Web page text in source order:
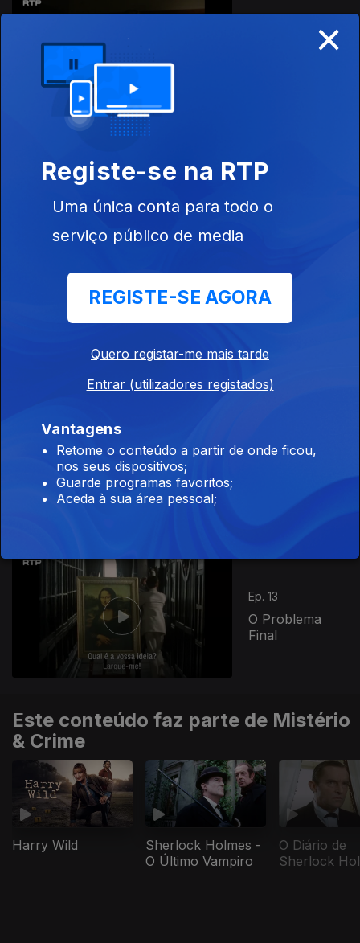
Ep. 10
Amaldiçoada
Residente
Ep. 12
Ep. 13
O Problema
Final
934910
Este conteúdo faz parte de Mistério
& Crime
Harry Wild
Sherlock Holmes -
O Último Vampiro
O Diário de
Sherlock
×
Registe-se na RTP
Uma única conta para todo o
serviço público de media
REGISTE-SE AGORA
Quero registar-me mais tarde
Entrar (utilizadores registados)
Vantagens
Retome o conteúdo a partir de onde ficou,
nos seus dispositivos;
Guarde programas favoritos;
Aceda à sua área pessoal;